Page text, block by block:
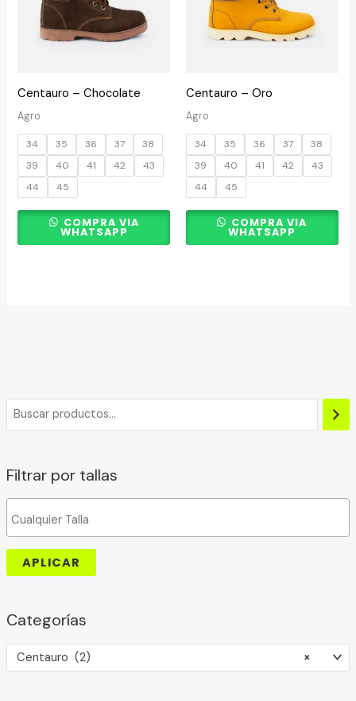
Filtrar por tallas
APLICAR
Categorías
×
Centauro (2)
Centauro – Chocolate
Agro
34 35 36 37
38
39
40 41 42
43
44
45
variantes.
elegir
en
página
de
producto
COMPRA VIA
WHATSAPP
Centauro – Oro
Agro
34 35 36 37
38
39
40 41 42
43
44
45
variantes.
elegir
en
página
de
producto
COMPRA VIA
WHATSAPP